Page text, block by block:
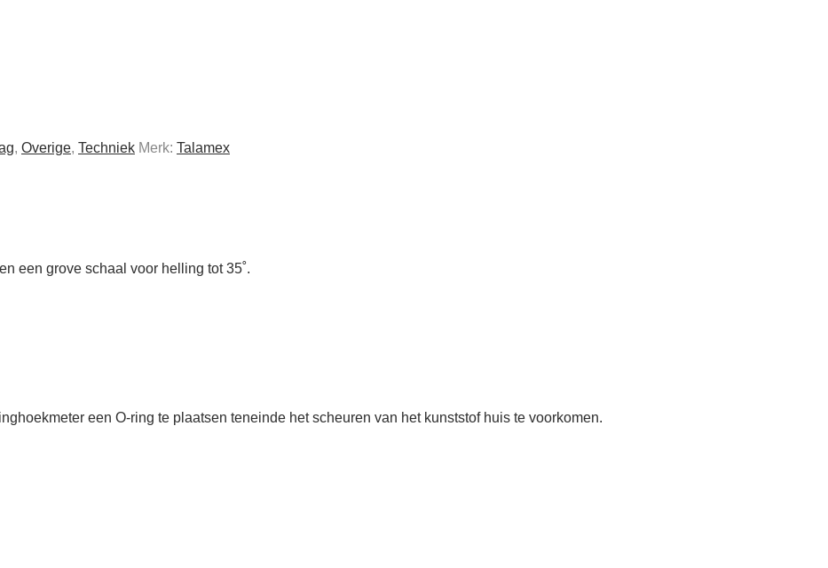
, Overige, Techniek Merk: Talamex
een grove schaal voor helling tot 35˚.
een O-ring te plaatsen teneinde het scheuren van het kunststof huis te voorkomen.